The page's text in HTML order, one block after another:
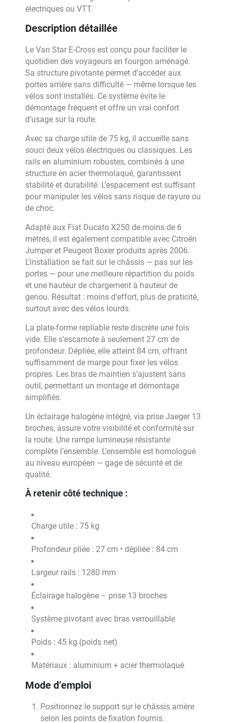
électriques ou VTT.
Description détaillée
Le Van Star E-Cross est conçu pour faciliter le
quotidien des voyageurs en fourgon aménagé.
Sa structure pivotante permet d’accéder aux
portes arrière sans difficulté — même lorsque les
vélos sont installés. Ce système évite le
démontage fréquent et offre un vrai confort
d’usage sur la route.
Avec sa charge utile de 75 kg, il accueille sans
souci deux vélos électriques ou classiques. Les
rails en aluminium robustes, combinés à une
structure en acier thermolaqué, garantissent
stabilité et durabilité. L’espacement est suffisant
pour manipuler les vélos sans risque de rayure ou
de choc.
Adapté aux Fiat Ducato X250 de moins de 6
mètres, il est également compatible avec Citroën
Jumper et Peugeot Boxer produits après 2006.
L’installation se fait sur le châssis — pas sur les
portes — pour une meilleure répartition du poids
et une hauteur de chargement à hauteur de
genou. Résultat : moins d’effort, plus de praticité,
surtout avec des vélos lourds.
La plate-forme repliable reste discrète une fois
vide. Elle s’escamote à seulement 27 cm de
profondeur. Dépliée, elle atteint 84 cm, offrant
suffisamment de marge pour fixer les vélos
propres. Les bras de maintien s’ajustent sans
outil, permettant un montage et démontage
simplifiés.
Un éclairage halogène intégré, via prise Jaeger 13
broches, assure votre visibilité et conformité sur
la route. Une rampe lumineuse résistante
complète l’ensemble. L’ensemble est homologué
au niveau européen — gage de sécurité et de
qualité.
À retenir côté technique :
Charge utile : 75 kg
Profondeur pliée : 27 cm • dépliée : 84 cm
Largeur rails : 1280 mm
Éclairage halogène – prise 13 broches
Système pivotant avec bras verrouillable
Poids : 45 kg (poids net)
Matériaux : aluminium + acier thermolaqué
Mode d’emploi
Positionnez le support sur le châssis arrière
selon les points de fixation fournis.